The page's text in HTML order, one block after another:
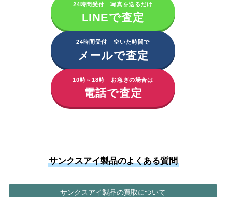
24時間受付 写真を送るだけ
LINEで査定
24時間受付 空いた時間で
メールで査定
10時～18時 お急ぎの場合は
電話で査定
サンクスアイ製品のよくある質問
サンクスアイ製品の買取について